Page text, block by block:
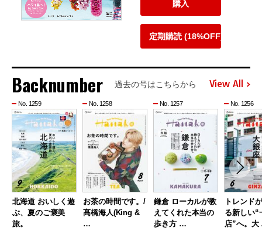
購入
定期購読 (18%OFF)
Backnumber 過去の号はこちらから View All
No. 1259
北海道 おいしく遊
ぶ、夏のご褒美
旅。
No. 1258
お茶の時間です。/
髙橋海人(King &
…
No. 1257
鎌倉 ローカルが教
えてくれた本当の
歩き方 …
No. 1256
トレンド
る新しい“
店”へ。